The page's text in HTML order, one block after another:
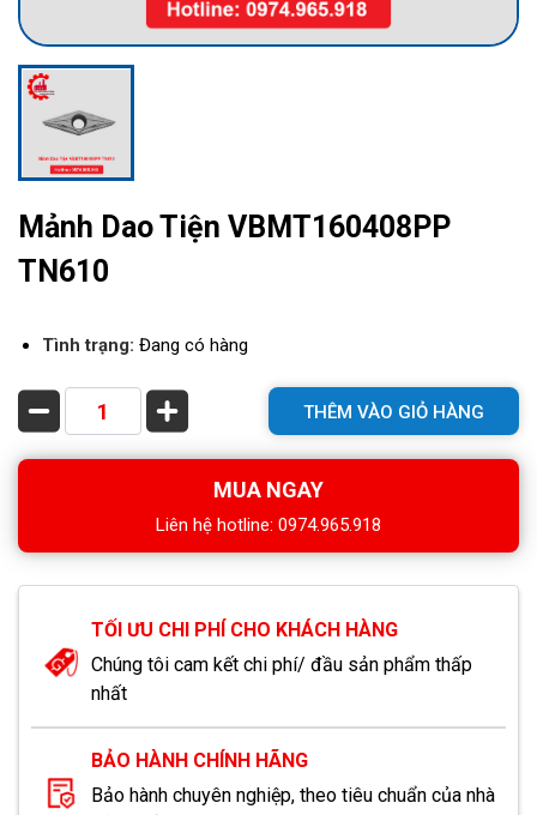
Mảnh Dao Tiện VBMT160408PP
TN610
Tình trạng: Đang có hàng
THÊM VÀO GIỎ HÀNG
MUA NGAY
Liên hệ hotline: 0974.965.918
TỐI ƯU CHI PHÍ CHO KHÁCH HÀNG
Chúng tôi cam kết chi phí/ đầu sản phẩm thấp
nhất
BẢO HÀNH CHÍNH HÃNG
Bảo hành chuyên nghiệp, theo tiêu chuẩn của nhà